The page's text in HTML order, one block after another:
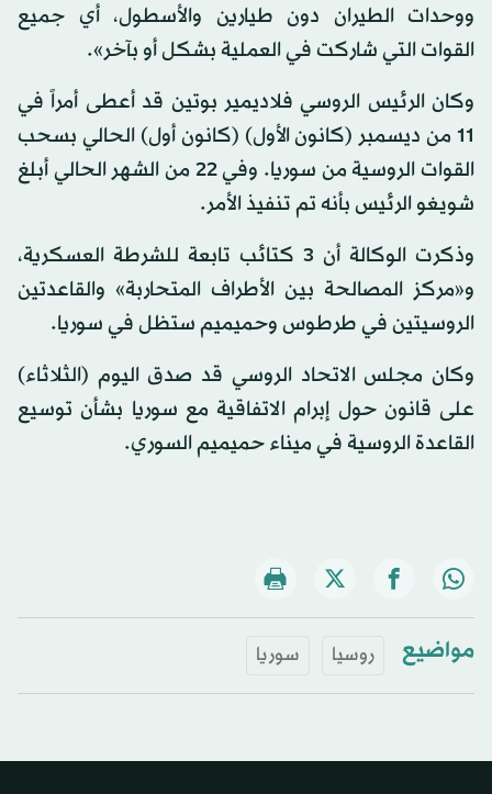
ووحدات الطيران دون طيارين والأسطول، أي جميع
القوات التي شاركت في العملية بشكل أو بآخر».
وكان الرئيس الروسي فلاديمير بوتين قد أعطى أمراً في
11 من ديسمبر (كانون الأول) (كانون أول) الحالي بسحب
القوات الروسية من سوريا. وفي 22 من الشهر الحالي أبلغ
شويغو الرئيس بأنه تم تنفيذ الأمر.
وذكرت الوكالة أن 3 كتائب تابعة للشرطة العسكرية،
و«مركز المصالحة بين الأطراف المتحاربة» والقاعدتين
الروسيتين في طرطوس وحميميم ستظل في سوريا.
وكان مجلس الاتحاد الروسي قد صدق اليوم (الثلاثاء)
على قانون حول إبرام الاتفاقية مع سوريا بشأن توسيع
القاعدة الروسية في ميناء حميميم السوري.
مواضيع روسيا سوريا